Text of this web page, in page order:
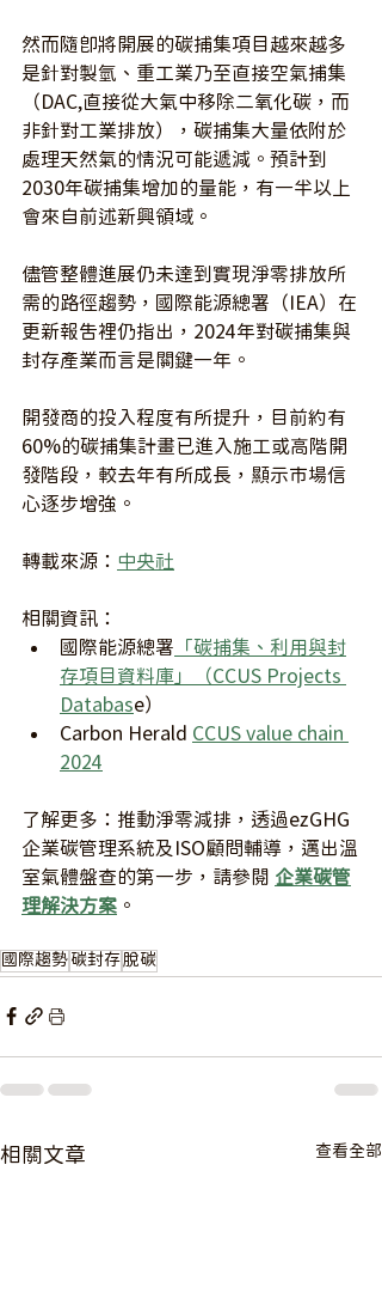
然而隨即將開展的碳捕集項目越來越多
是針對製氫、重工業乃至直接空氣捕集
（DAC,直接從大氣中移除二氧化碳，而
非針對工業排放），碳捕集大量依附於
處理天然氣的情況可能遞減。預計到
2030年碳捕集增加的量能，有一半以上
會來自前述新興領域。
儘管整體進展仍未達到實現淨零排放所
需的路徑趨勢，國際能源總署（IEA）在
更新報告裡仍指出，2024年對碳捕集與
封存產業而言是關鍵一年。
開發商的投入程度有所提升，目前約有
60%的碳捕集計畫已進入施工或高階開
發階段，較去年有所成長，顯示市場信
心逐步增強。
轉載來源： 中央社
相關資訊：
國際能源總署 「碳捕集、利用與封
存項目資料庫」（CCUS Projects
Database）
Carbon Herald CCUS value chain
2024
了解更多：推動淨零減排，透過ezGHG
企業碳管理系統及ISO顧問輔導，邁出溫
室氣體盤查的第一步，請參閱 企業碳管
理解決方案 。
國際趨勢碳封存脫碳
相關文章 查看全部